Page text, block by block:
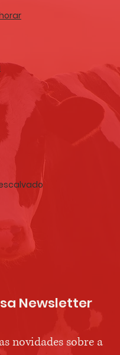
Newsletter
novidades sobre a